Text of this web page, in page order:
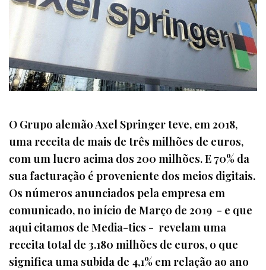
O Grupo alemão Axel Springer teve, em 2018,
uma receita de mais de três milhões de euros,
com um lucro acima dos 200 milhões. E 70% da
sua facturação é proveniente dos meios digitais.
Os números anunciados pela empresa em
comunicado, no início de Março de 2019 - e que
aqui citamos de Media-tics - revelam uma
receita total de 3.180 milhões de euros, o que
significa uma subida de 4,1% em relação ao ano